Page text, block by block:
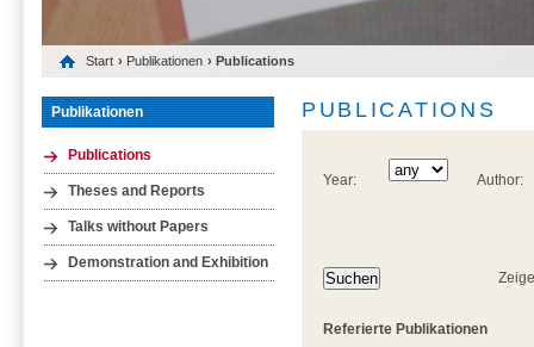
Start › Publikationen › Publications
Publikationen
Publications
Theses and Reports
Talks without Papers
Demonstration and Exhibition
PUBLICATIONS
Year: Author:
Referierte Publikationen